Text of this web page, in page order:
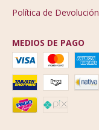
Política de Devolución
MEDIOS DE PAGO